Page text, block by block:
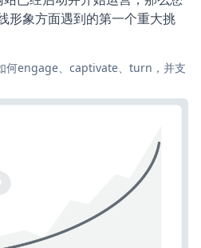
形象方面遇到的第一个重大挑
何engage、captivate、turn，并支